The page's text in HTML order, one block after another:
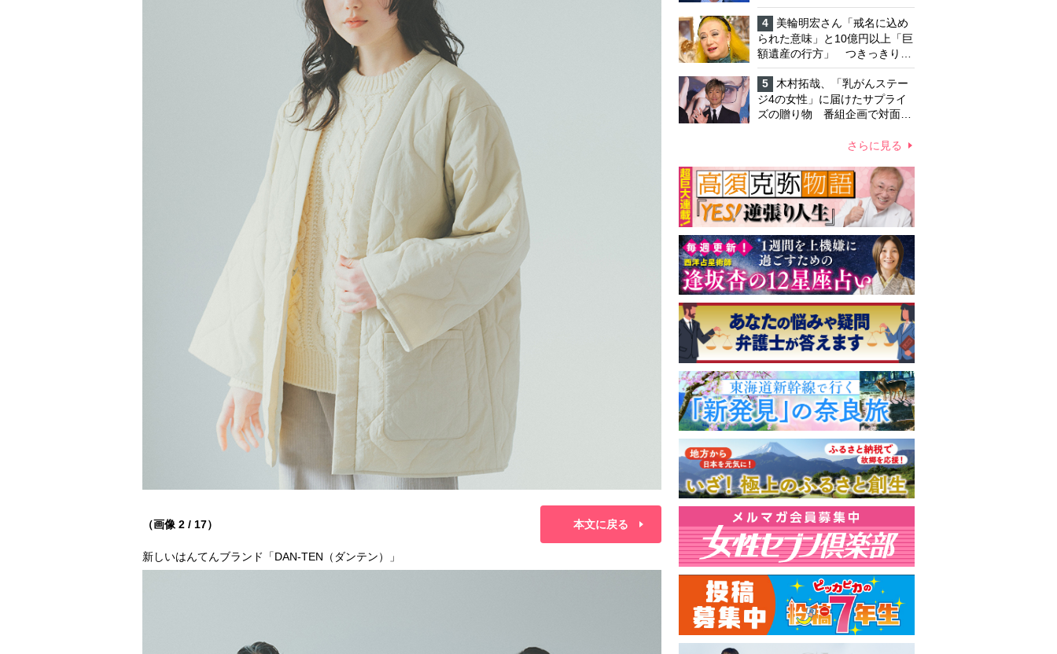
（画像 2 / 17） 本文に戻る
新しいはんてんブランド「DAN-TEN（ダンテン）」
も知られなくて良い”と、むし
ろ強まる福祉活動への思い
4
美輪明宏さん「戒名に込め
られた意味」と10億円以上「巨
額遺産の行方」 つきっきりで
私生活をサポートしていた元俳
優が相続か
5
木村拓哉、「乳がんステー
ジ4の女性」に届けたサプライ
ズの贈り物 番組企画で対面し
心遣いに「うれしくて号泣しま
さらに見る